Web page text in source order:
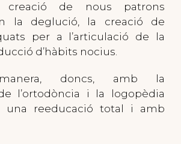
creació de nous patrons
la deglució, la creació de
per a l’articulació de la
d’hàbits nocius.
manera, doncs, amb la
l’ortodòncia i la logopèdia
una reeducació total i amb